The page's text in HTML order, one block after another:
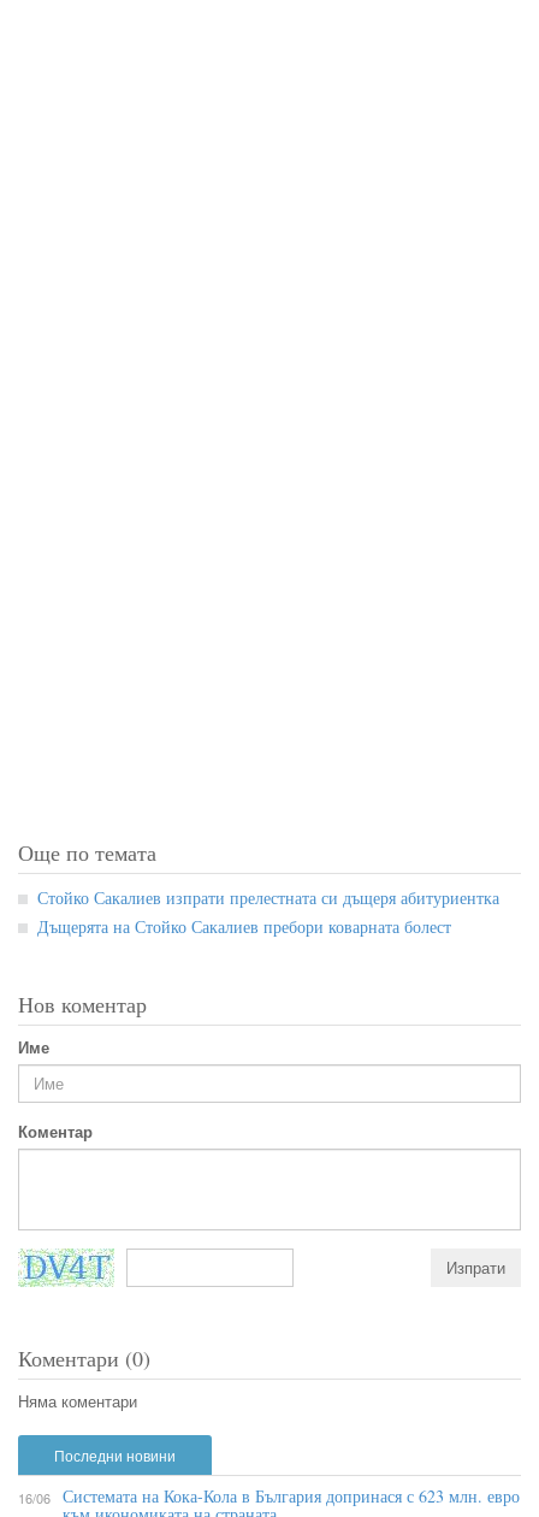
Още по темата
Стойко Сакалиев изпрати прелестната си дъщеря абитуриентка
Дъщерята на Стойко Сакалиев пребори коварната болест
Нов коментар
Име
Коментар
Коментари (0)
Няма коментари
Последни новини
16/06 Системата на Кока-Кола в България допринася с 623 млн. евро